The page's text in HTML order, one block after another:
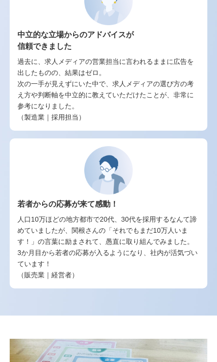
中立的な立場からのアドバイスが
信頼できました
過去に、求人メディアの営業担当に言われるままに広告を
出したものの、結果はゼロ。
次の一手が見えずにいた中で、求人メディアの選び方の考
え方や判断軸を中立的に教えていただけたことが、非常に
参考になりました。
（製造業｜採用担当）
若者からの応募が来て感動！
人口10万ほどの地方都市で20代、30代を採用するなんて諦
めていましたが、関根さんの「それでもまだ10万人いま
す！」の言葉に励まされて、愚直に取り組んでみました。
3か月目から若者の応募が入るようになり、社内が活気づい
ています！
（販売業｜経営者）